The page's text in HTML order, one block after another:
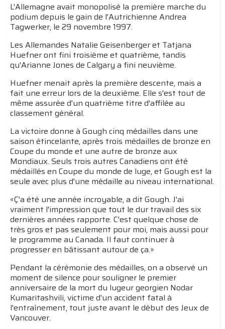
L'Allemagne avait monopolisé la première marche du
podium depuis le gain de l'Autrichienne Andrea
Tagwerker, le 29 novembre 1997.
Les Allemandes Natalie Geisenberger et Tatjana
Huefner ont fini troisième et quatrième, tandis
qu'Arianne Jones de Calgary a fini neuvième.
Huefner menait après la première descente, mais a
fait une erreur lors de la deuxième. Elle s'est tout de
même assurée d'un quatrième titre d'affilée au
classement général.
La victoire donne à Gough cinq médailles dans une
saison étincelante, après trois médailles de bronze en
Coupe du monde et une autre de bronze aux
Mondiaux. Seuls trois autres Canadiens ont été
médaillés en Coupe du monde de luge, et Gough est la
seule avec plus d'une médaille au niveau international.
«Ç'a été une année incroyable, a dit Gough. J'ai
vraiment l'impression que tout le dur travail des six
dernières années rapporte. C'est quelque chose de
très gros et pas seulement pour moi, mais aussi pour
le programme au Canada. Il faut continuer à
progresser en bâtissant autour de ça.»
Pendant la cérémonie des médailles, on a observé un
moment de silence pour souligner le premier
anniversaire de la mort du lugeur georgien Nodar
Kumaritashvili, victime d'un accident fatal à
l'entraînement, tout juste avant le début des Jeux de
Vancouver.